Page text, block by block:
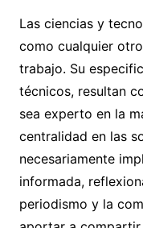
Las ciencias y
como cualquier
trabajo. Su
técnicos, resultan
sea experto en la
centralidad en las
necesariamente
informada,
periodismo y la